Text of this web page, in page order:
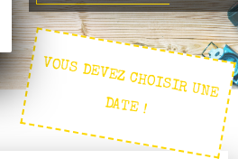
VOUS DEVEZ CHOISIR UNE
DATE !